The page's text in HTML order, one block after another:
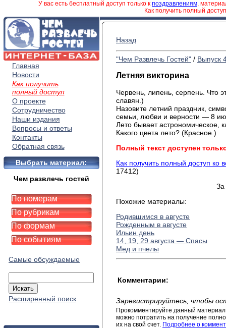
У вас есть бесплатный доступ только к поздравлениям,
Как получить полный
Главная
Новости
Как получить
полный доступ
О проекте
Сотрудничество
Наши издания
Вопросы и ответы
Контакты
Обратная связь
Выбрать материал:
Чем развлечь гостей
По номерам
По рубрикам
По формам
По событиям
Самые обсуждаемые
Расширенный поиск
Назад
"Чем Развлечь Гостей" / Выпуск
Летняя викторина
Червень, липень, серпень. Что
славян.)
Назовите летний праздник,
семьи, любви и верности — 8
Лето бывает астрономическое,
Какого цвета лето? (Красное.)
Полный текст доступен
Как получить полный доступ ко
17412)
За
Похожие материалы:
Родившимся в августе
Рожденным в августе
Ильин день
14, 19, 29 августа — Спасы
Мед и пчелы
Комментарии:
Зарегистрируйтесь, чтобы
Прокомментируйте данный
можно потратить на получение
их на свой счет. Подробнее о